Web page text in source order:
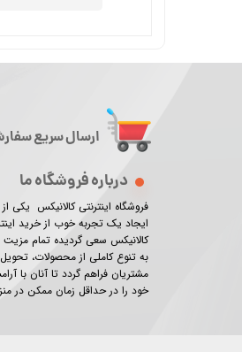
ارسال سریع
درباره فروشگاه ما
فروشگاه اینترنتی کالانیکس یکی
ایجاد یک تجربه خوب از خرید
کالانیکس سعی گردیده تمام
به تنوع کاملی از محصولات،
مشتریان فراهم گردد تا آنان با
خود را در حداقل زمان ممکن در